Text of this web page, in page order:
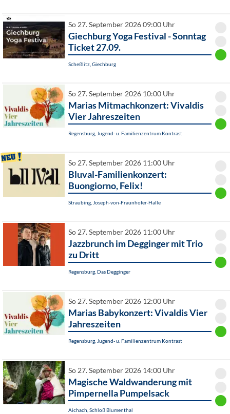
So 27. September 2026 09:00 Uhr
Giechburg Yoga Festival - Sonntag
Ticket 27.09.
Scheßlitz, Giechburg
So 27. September 2026 10:00 Uhr
Marias Mitmachkonzert: Vivaldis
Vier Jahreszeiten
Regensburg, Jugend- u. Familienzentrum Kontrast
So 27. September 2026 11:00 Uhr
Bluval-Familienkonzert:
Buongiorno, Felix!
Straubing, Joseph-von-Fraunhofer-Halle
So 27. September 2026 11:00 Uhr
Jazzbrunch im Degginger mit Trio
zu Dritt
Regensburg, Das Degginger
So 27. September 2026 12:00 Uhr
Marias Babykonzert: Vivaldis Vier
Jahreszeiten
Regensburg, Jugend- u. Familienzentrum Kontrast
So 27. September 2026 14:00 Uhr
Magische Waldwanderung mit
Pimpernella Pumpelsack
Aichach, Schloß Blumenthal